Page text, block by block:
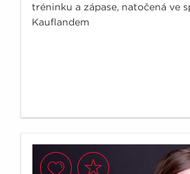
tréninku a zápase, natočená ve
Kauflandem